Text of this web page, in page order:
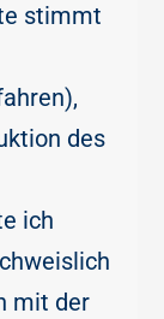
stimmt
des
ich
mit der